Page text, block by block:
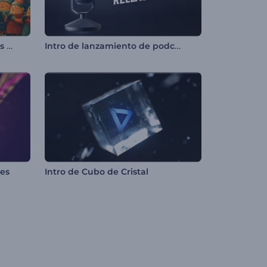
Revelación del logotipo de los elfos de Santa Claus Intro de lanzamiento de podcast
Intro de Cubo de Cristal